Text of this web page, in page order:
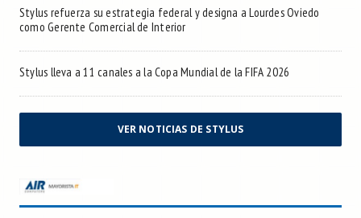
Stylus refuerza su estrategia federal y designa a Lourdes Oviedo
como Gerente Comercial de Interior
Stylus lleva a 11 canales a la Copa Mundial de la FIFA 2026
VER NOTICIAS DE STYLUS